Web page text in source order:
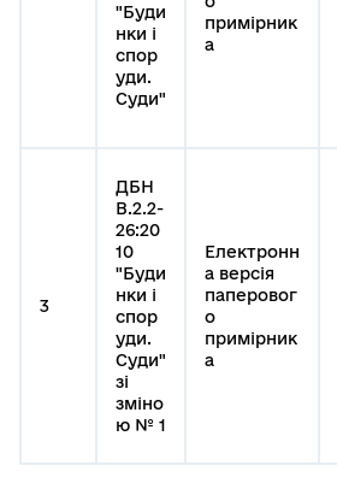
"Буди
нки і
спор
уди.
Суди"
примірник
а
3
ДБН
В.2.2-
26:20
10
"Буди
нки і
спор
уди.
Суди"
зі
зміно
ю № 1
Електронн
а версія
паперовог
о
примірник
а